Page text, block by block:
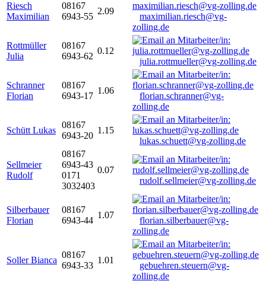
Riesch
Maximilian
08167
6943-55
2.09
maximilian.riesch@vg-
zolling.de
Rottmüller
Julia
08167
6943-62
0.12
julia.rottmueller@vg-zolling.de
Schranner
Florian
08167
6943-17
1.06
florian.schranner@vg-
zolling.de
Schütt Lukas
08167
6943-20
1.15
lukas.schuett@vg-zolling.de
Sellmeier
Rudolf
08167
6943-43
0171
3032403
0.07
rudolf.sellmeier@vg-zolling.de
Silberbauer
Florian
08167
6943-44
1.07
florian.silberbauer@vg-
zolling.de
Soller Bianca
08167
6943-33
1.01
gebuehren.steuern@vg-
zolling.de